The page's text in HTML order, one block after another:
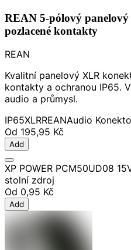
REAN 5-pólový
pozlacené kontakty
REAN
Kvalitní panelový XLR
kontakty a ochranou IP65.
audio a průmysl.
IP65XLRREANAudio
Od 195,95 Kč
Add
XP POWER PCM50UD08
stolní zdroj
Od 0,95 Kč
Add